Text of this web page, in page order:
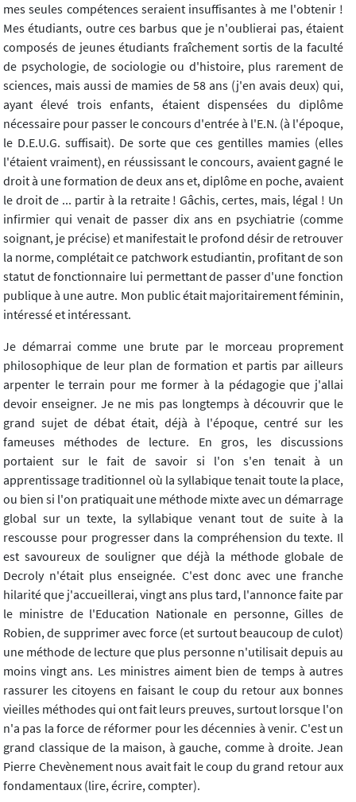
mes seules compétences seraient insuffisantes à me l'obtenir !
Mes étudiants, outre ces barbus que je n'oublierai pas, étaient
composés de jeunes étudiants fraîchement sortis de la faculté
de psychologie, de sociologie ou d'histoire, plus rarement de
sciences, mais aussi de mamies de 58 ans (j'en avais deux) qui,
ayant élevé trois enfants, étaient dispensées du diplôme
nécessaire pour passer le concours d'entrée à l'E.N. (à l'époque,
le D.E.U.G. suffisait). De sorte que ces gentilles mamies (elles
l'étaient vraiment), en réussissant le concours, avaient gagné le
droit à une formation de deux ans et, diplôme en poche, avaient
le droit de ... partir à la retraite ! Gâchis, certes, mais, légal ! Un
infirmier qui venait de passer dix ans en psychiatrie (comme
soignant, je précise) et manifestait le profond désir de retrouver
la norme, complétait ce patchwork estudiantin, profitant de son
statut de fonctionnaire lui permettant de passer d'une fonction
publique à une autre. Mon public était majoritairement féminin,
intéressé et intéressant.
Je démarrai comme une brute par le morceau proprement
philosophique de leur plan de formation et partis par ailleurs
arpenter le terrain pour me former à la pédagogie que j'allai
devoir enseigner. Je ne mis pas longtemps à découvrir que le
grand sujet de débat était, déjà à l'époque, centré sur les
fameuses méthodes de lecture. En gros, les discussions
portaient sur le fait de savoir si l'on s'en tenait à un
apprentissage traditionnel où la syllabique tenait toute la place,
ou bien si l'on pratiquait une méthode mixte avec un démarrage
global sur un texte, la syllabique venant tout de suite à la
rescousse pour progresser dans la compréhension du texte. Il
est savoureux de souligner que déjà la méthode globale de
Decroly n'était plus enseignée. C'est donc avec une franche
hilarité que j'accueillerai, vingt ans plus tard, l'annonce faite par
le ministre de l'Education Nationale en personne, Gilles de
Robien, de supprimer avec force (et surtout beaucoup de culot)
une méthode de lecture que plus personne n'utilisait depuis au
moins vingt ans. Les ministres aiment bien de temps à autres
rassurer les citoyens en faisant le coup du retour aux bonnes
vieilles méthodes qui ont fait leurs preuves, surtout lorsque l'on
n'a pas la force de réformer pour les décennies à venir. C'est un
grand classique de la maison, à gauche, comme à droite. Jean
Pierre Chevènement nous avait fait le coup du grand retour aux
fondamentaux (lire, écrire, compter).